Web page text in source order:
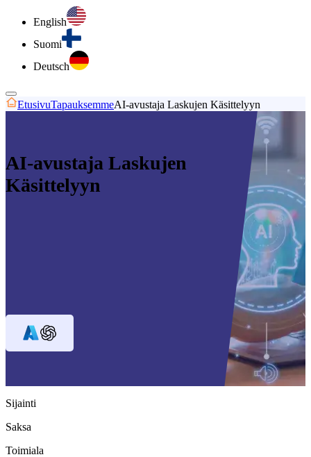
English
Suomi
Deutsch
EtusivuTapauksemmeAI-avustaja Laskujen Käsittelyyn
AI-avustaja Laskujen
Käsittelyyn
Sijainti
Saksa
Toimiala